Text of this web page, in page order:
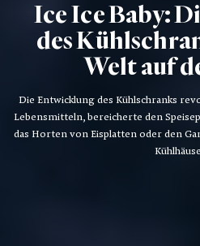
Ice Ice Baby:
des
Welt auf
Die Entwicklung des Kühlschranks
Lebensmitteln, bereicherte den
das Horten von Eisplatten oder den